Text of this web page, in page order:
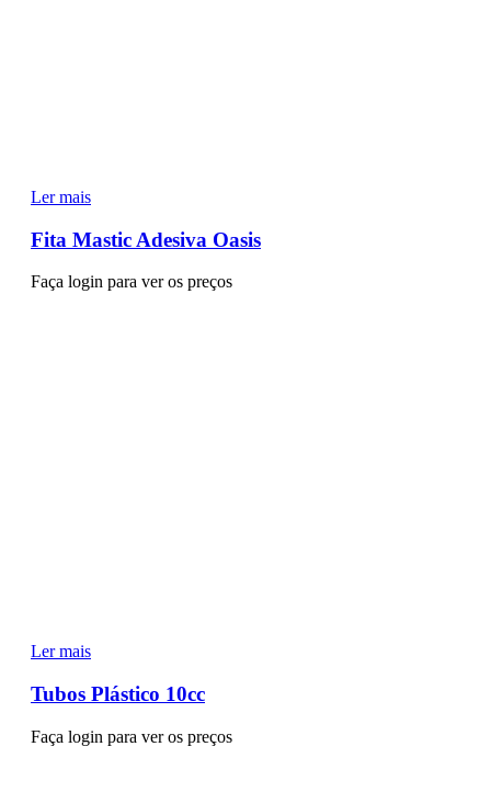
Ler mais
Fita Mastic Adesiva Oasis
Faça login para ver os preços
Ler mais
Tubos Plástico 10cc
Faça login para ver os preços